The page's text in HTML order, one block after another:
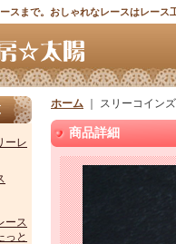
スまで。おしゃれなレースはレース
ーレ
ース
っと
ホーム ｜ スリーコイン
商品詳細